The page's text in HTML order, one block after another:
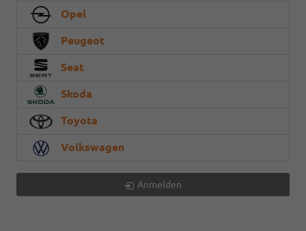
Opel
Peugeot
Seat
Skoda
Toyota
Volkswagen
Anmelden